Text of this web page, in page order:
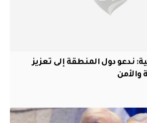
ندعو دول المنطقة إلى تعزيز
والأمن